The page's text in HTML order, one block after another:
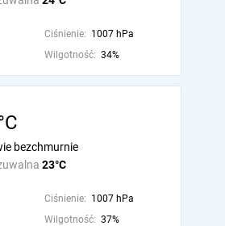
Ciśnienie: 1007 hPa
Wilgotność: 34%
23°C
bezchmurnie
Ciśnienie: 1007 hPa
Wilgotność: 37%